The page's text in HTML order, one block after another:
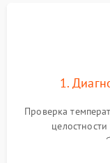
1.
Проверка
сопротивления
считывание